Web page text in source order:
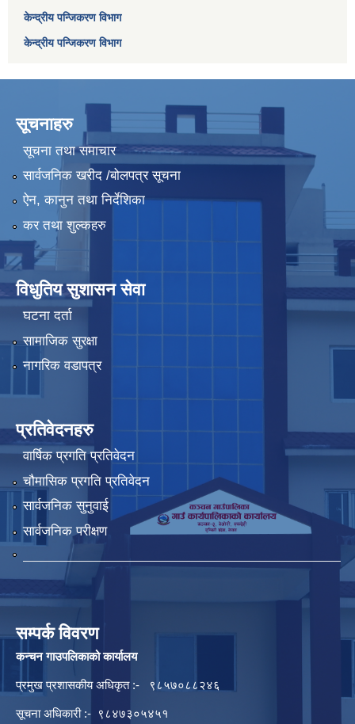
केन्द्रीय पन्जिकरण विभाग
केन्द्रीय पन्जिकरण विभाग
सूचनाहरु
सूचना तथा समाचार
सार्वजनिक खरीद /बोलपत्र सूचना
ऐन, कानुन तथा निर्देशिका
कर तथा शुल्कहरु
विधुतिय सुशासन सेवा
घटना दर्ता
सामाजिक सुरक्षा
नागरिक वडापत्र
प्रतिवेदनहरु
वार्षिक प्रगति प्रतिवेदन
चौमासिक प्रगति प्रतिवेदन
सार्वजनिक सुनुवाई
सार्वजनिक परीक्षण
सम्पर्क विवरण
कन्चन गाउपलिकाको कार्यालय
प्रमुख प्रशासकीय अधिकृत :- ९८५७०८८२४६
सूचना अधिकारी :- ९८४७३०५४५१